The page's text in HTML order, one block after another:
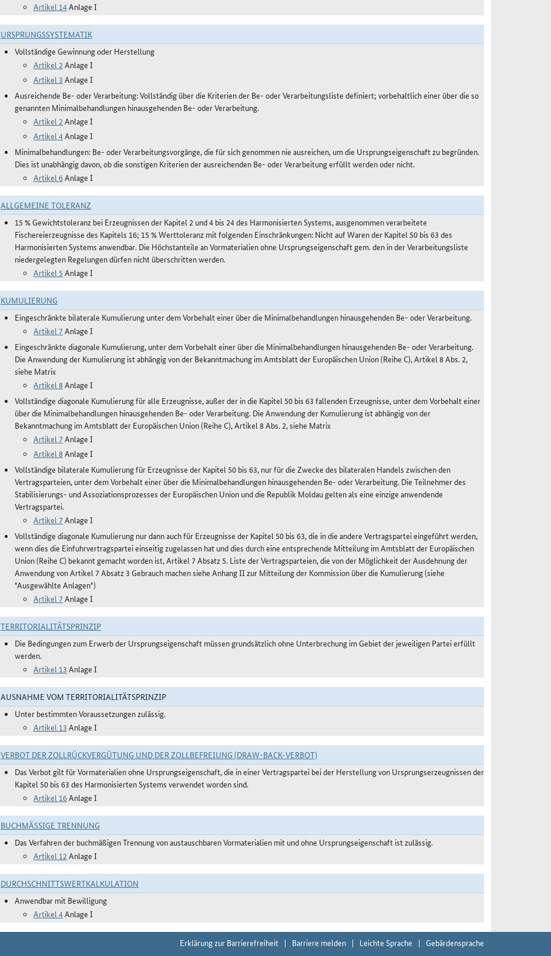
Artikel 14Anlage I
URSPRUNGSSYSTEMATIK
Vollständige Gewinnung oder Herstellung
Artikel 2 Anlage I
Artikel 3 Anlage I
Ausreichende Be- oder Verarbeitung: Vollständig über die Kriterien der Be- oder Verarbeitungsliste definiert; vorbehaltlich einer über die so
genannten Minimalbehandlungen hinausgehenden Be- oder Verarbeitung.
Artikel 2 Anlage I
Artikel 4Anlage I
Minimalbehandlungen: Be- oder Verarbeitungsvorgänge, die für sich genommen nie ausreichen, um die Ursprungseigenschaft zu begründen.
Dies ist unabhängig davon, ob die sonstigen Kriterien der ausreichenden Be- oder Verarbeitung erfüllt werden oder nicht.
Artikel 6Anlage I
ALLGEMEINE TOLERANZ
15 % Gewichtstoleranz bei Erzeugnissen der Kapitel 2 und 4 bis 24 des Harmonisierten Systems, ausgenommen verarbeitete
Fischereierzeugnisse des Kapitels 16; 15 % Werttoleranz mit folgenden Einschränkungen: Nicht auf Waren der Kapitel 50 bis 63 des
Harmonisierten Systems anwendbar. Die Höchstanteile an Vormaterialien ohne Ursprungseigenschaft gem. den in der Verarbeitungsliste
niedergelegten Regelungen dürfen nicht überschritten werden.
Artikel 5 Anlage I
KUMULIERUNG
Eingeschränkte bilaterale Kumulierung unter dem Vorbehalt einer über die Minimalbehandlungen hinausgehenden Be- oder Verarbeitung.
Artikel 7Anlage I
Eingeschränkte diagonale Kumulierung, unter dem Vorbehalt einer über die Minimalbehandlungen hinausgehenden Be- oder Verarbeitung.
Die Anwendung der Kumulierung ist abhängig von der Bekanntmachung im Amtsblatt der Europäischen Union (Reihe C), Artikel 8 Abs. 2,
siehe Matrix
Artikel 8Anlage I
Vollständige diagonale Kumulierung für alle Erzeugnisse, außer der in die Kapitel 50 bis 63 fallenden Erzeugnisse, unter dem Vorbehalt einer
über die Minimalbehandlungen hinausgehenden Be- oder Verarbeitung. Die Anwendung der Kumulierung ist abhängig von der
Bekanntmachung im Amtsblatt der Europäischen Union (Reihe C), Artikel 8 Abs. 2, siehe Matrix
Artikel 7Anlage I
Artikel 8Anlage I
Vollständige bilaterale Kumulierung für Erzeugnisse der Kapitel 50 bis 63, nur für die Zwecke des bilateralen Handels zwischen den
Vertragsparteien, unter dem Vorbehalt einer über die Minimalbehandlungen hinausgehenden Be- oder Verarbeitung. Die Teilnehmer des
Stabilisierungs- und Assoziationsprozesses der Europäischen Union und die Republik Moldau gelten als eine einzige anwendende
Vertragspartei.
Artikel 7Anlage I
Vollständige diagonale Kumulierung nur dann auch für Erzeugnisse der Kapitel 50 bis 63, die in die andere Vertragspartei eingeführt werden,
wenn dies die Einfuhrvertragspartei einseitig zugelassen hat und dies durch eine entsprechende Mitteilung im Amtsblatt der Europäischen
Union (Reihe C) bekannt gemacht worden ist, Artikel 7 Absatz 5. Liste der Vertragsparteien, die von der Möglichkeit der Ausdehnung der
Anwendung von Artikel 7 Absatz 3 Gebrauch machen siehe Anhang II zur Mitteilung der Kommission über die Kumulierung (siehe
"Ausgewählte Anlagen")
Artikel 7Anlage I
TERRITORIALITÄTSPRINZIP
Die Bedingungen zum Erwerb der Ursprungseigenschaft müssen grundsätzlich ohne Unterbrechung im Gebiet der jeweiligen Partei erfüllt
werden.
Artikel 13 Anlage I
AUSNAHME VOM TERRITORIALITÄTSPRINZIP
Unter bestimmten Voraussetzungen zulässig.
Artikel 13 Anlage I
VERBOT DER ZOLLRÜCKVERGÜTUNG UND DER ZOLLBEFREIUNG (DRAW-BACK-VERBOT)
Das Verbot gilt für Vormaterialien ohne Ursprungseigenschaft, die in einer Vertragspartei bei der Herstellung von Ursprungserzeugnissen der
Kapitel 50 bis 63 des Harmonisierten Systems verwendet worden sind.
Artikel 16Anlage I
BUCHMÄSSIGE TRENNUNG
Das Verfahren der buchmäßigen Trennung von austauschbaren Vormaterialien mit und ohne Ursprungseigenschaft ist zulässig.
Artikel 12 Anlage I
DURCHSCHNITTSWERTKALKULATION
Anwendbar mit Bewilligung
Artikel 4Anlage I
Erklärung zur Barrierefreiheit Barriere melden Leichte Sprache Gebärdensprache